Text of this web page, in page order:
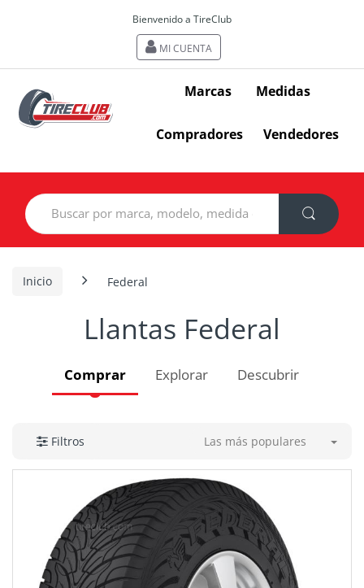
Bienvenido a TireClub
MI CUENTA
Marcas Medidas
Compradores Vendedores
Search
for:
Inicio Federal
Llantas Federal
Comprar Explorar Descubrir
Filtros Las más populares